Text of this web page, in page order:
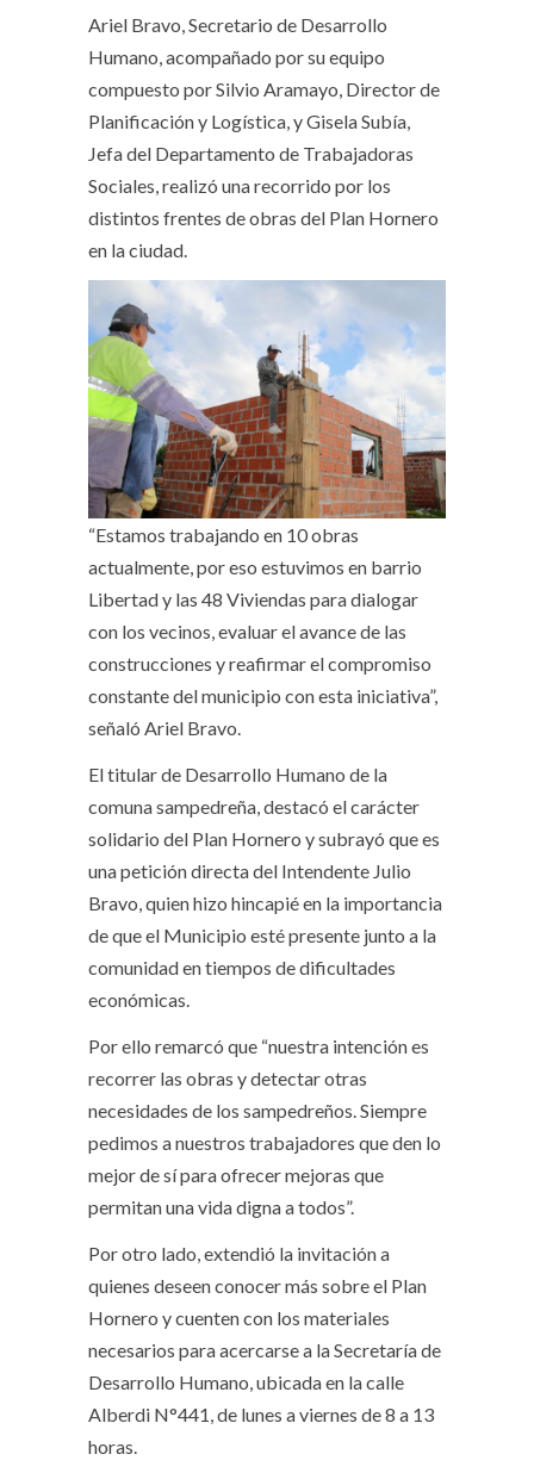
Ariel Bravo, Secretario de Desarrollo
Humano, acompañado por su equipo
compuesto por Silvio Aramayo, Director de
Planificación y Logística, y Gisela Subía,
Jefa del Departamento de Trabajadoras
Sociales, realizó una recorrido por los
distintos frentes de obras del Plan Hornero
en la ciudad.
“Estamos trabajando en 10 obras
actualmente, por eso estuvimos en barrio
Libertad y las 48 Viviendas para dialogar
con los vecinos, evaluar el avance de las
construcciones y reafirmar el compromiso
constante del municipio con esta iniciativa”,
señaló Ariel Bravo.
El titular de Desarrollo Humano de la
comuna sampedreña, destacó el carácter
solidario del Plan Hornero y subrayó que es
una petición directa del Intendente Julio
Bravo, quien hizo hincapié en la importancia
de que el Municipio esté presente junto a la
comunidad en tiempos de dificultades
económicas.
Por ello remarcó que “nuestra intención es
recorrer las obras y detectar otras
necesidades de los sampedreños. Siempre
pedimos a nuestros trabajadores que den lo
mejor de sí para ofrecer mejoras que
permitan una vida digna a todos”.
Por otro lado, extendió la invitación a
quienes deseen conocer más sobre el Plan
Hornero y cuenten con los materiales
necesarios para acercarse a la Secretaría de
Desarrollo Humano, ubicada en la calle
Alberdi N°441, de lunes a viernes de 8 a 13
horas.